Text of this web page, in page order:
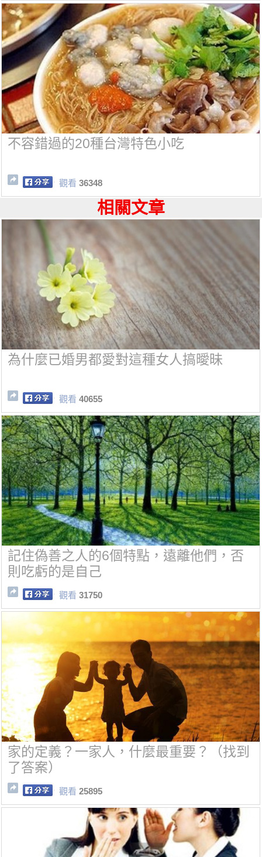
不容錯過的20種台灣特色小吃
觀看 36348
相關文章
為什麼已婚男都愛對這種女人搞曖昧
觀看 40655
記住偽善之人的6個特點，遠離他們，否
則吃虧的是自己
觀看 31750
家的定義？一家人，什麼最重要？（找到
了答案）
觀看 25895